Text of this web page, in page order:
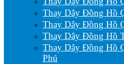
Thay Dây Đồng Hồ
Thay Dây Đồng Hồ
Thay Dây Đồng Hồ
Thay Dây Đồng Hồ
Phú